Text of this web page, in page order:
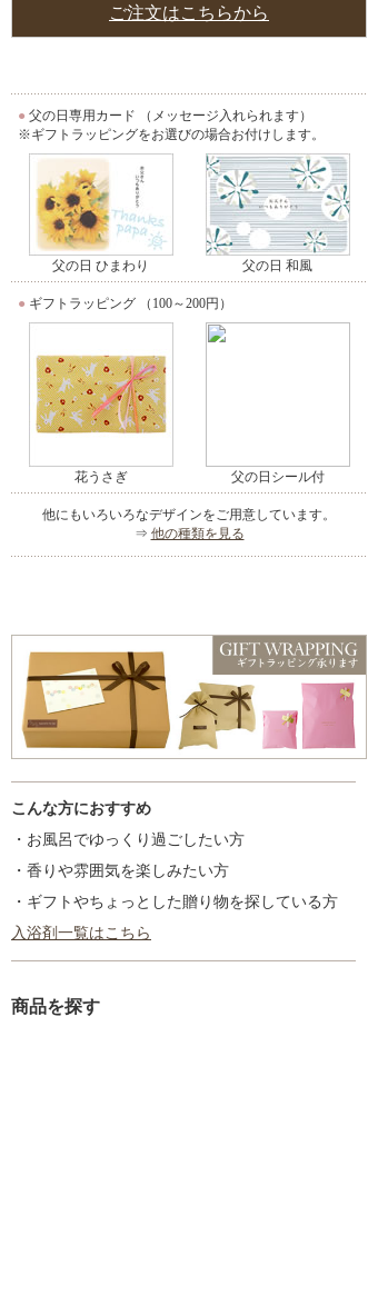
ご注文はこちらから
● 父の日専用カード （メッセージ入れられます）
※ギフトラッピングをお選びの場合お付けします。
父の日 ひまわり 父の日 和風
● ギフトラッピング （100～200円）
花うさぎ 父の日シール付
他にもいろいろなデザインをご用意しています。
⇒ 他の種類を見る
こんな方におすすめ
・お風呂でゆっくり過ごしたい方
・香りや雰囲気を楽しみたい方
・ギフトやちょっとした贈り物を探している方
入浴剤一覧はこちら
商品を探す